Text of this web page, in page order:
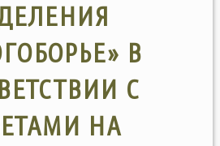
В
С
НА